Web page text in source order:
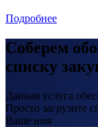
Подробнее
Соберем
списку
Данная услуга
Просто загрузите
Ваше имя